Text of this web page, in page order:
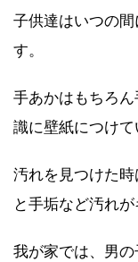
子供達はいつの
す。
手あかはもちろ
識に壁紙につけ
汚れを見つけた
と手垢など汚れ
我が家では、男